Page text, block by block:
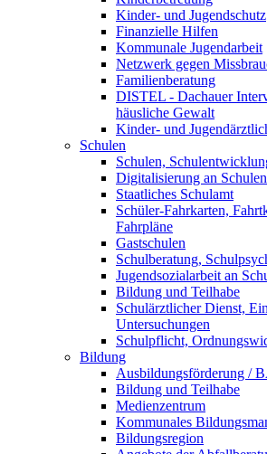
Kinder- und Jugendschutz
Finanzielle Hilfen
Kommunale Jugendarbeit
Netzwerk gegen
Familienberatung
DISTEL - Dachauer
häusliche Gewalt
Kinder- und
Schulen
Schulen,
Digitalisierung an Schulen
Staatliches Schulamt
Schüler-Fahrkarten,
Fahrpläne
Gastschulen
Schulberatung,
Jugendsozialarbeit an
Bildung und Teilhabe
Schulärztlicher Dienst,
Untersuchungen
Schulpflicht,
Bildung
Ausbildungsförderung /
Bildung und Teilhabe
Medienzentrum
Kommunales
Bildungsregion